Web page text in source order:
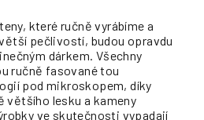
které ručně vyrábíme a
pečlivostí, budou opravdu
dárkem. Všechny
ručně fasované tou
pod mikroskopem, díky
většího lesku a kameny
ve skutečnosti vypadají